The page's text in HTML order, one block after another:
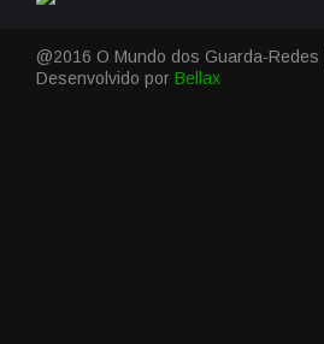
@2016 O Mundo dos Guarda-Redes |
Desenvolvido por Bellax